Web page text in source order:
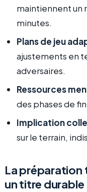
maintiennent un
minutes.
Plans de jeu
ajustements en
adversaires.
Ressources
des phases de
Implication
sur le terrain,
La préparation
un titre durable